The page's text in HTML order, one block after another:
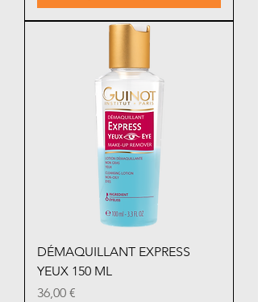
DÉMAQUILLANT EXPRESS
YEUX 150 ML
Prix
36,00 €